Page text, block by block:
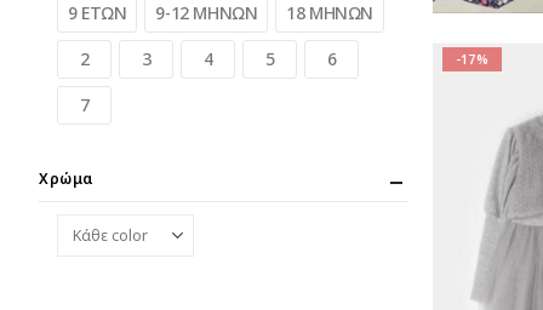
-17%
9 ΕΤΩΝ
9-12 ΜΗΝΩΝ
18 ΜΗΝΩΝ
2
3 4 5
6
7
Χρώμα